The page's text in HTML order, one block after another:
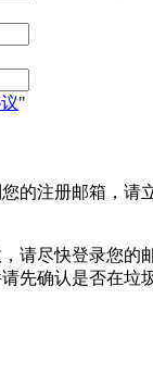
"
的注册邮箱，请
请尽快登录您的
先确认是否在垃